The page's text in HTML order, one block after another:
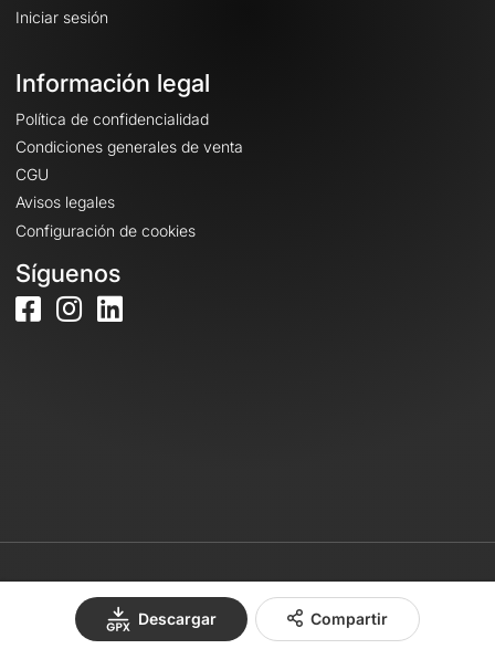
Descargar Compartir
Iniciar sesión
Información legal
Política de confidencialidad
Condiciones generales de venta
CGU
Avisos legales
Configuración de cookies
Síguenos